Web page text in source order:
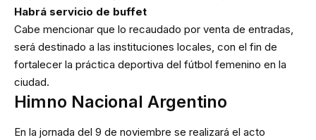
Habrá servicio de buffet
Cabe mencionar que lo recaudado por venta de entradas,
será destinado a las instituciones locales, con el fin de
fortalecer la práctica deportiva del fútbol femenino en la
ciudad.
Himno Nacional Argentino
En la jornada del 9 de noviembre se realizará el acto